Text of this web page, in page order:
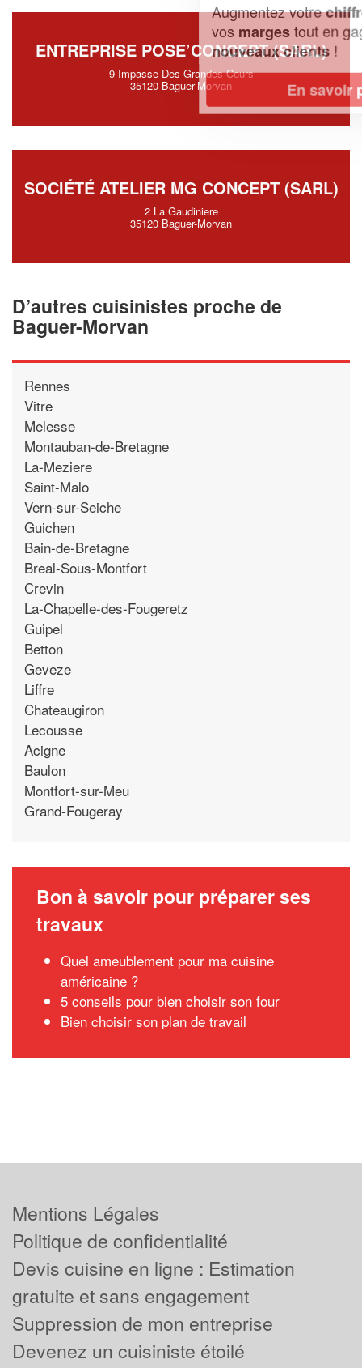
ENTREPRISE POSE’CONCEPT (SARL)
9 Impasse Des Grandes Cours
35120 Baguer-Morvan
SOCIÉTÉ ATELIER MG CONCEPT (SARL)
2 La Gaudiniere
35120 Baguer-Morvan
D’autres cuisinistes proche de
Baguer-Morvan
Rennes
Vitre
Melesse
Montauban-de-Bretagne
La-Meziere
Saint-Malo
Vern-sur-Seiche
Guichen
Bain-de-Bretagne
Breal-Sous-Montfort
Crevin
La-Chapelle-des-Fougeretz
Guipel
Betton
Geveze
Liffre
Chateaugiron
Lecousse
Acigne
Baulon
Montfort-sur-Meu
Grand-Fougeray
Bon à savoir pour préparer ses
travaux
Quel ameublement pour ma cuisine
américaine ?
5 conseils pour bien choisir son four
Bien choisir son plan de travail
Augmentez votrechiffre d'affaireset
tout en gagnant de
nouveaux clients!
En savoir plus
Mentions Légales
Politique de confidentialité
Devis cuisine en ligne : Estimation
gratuite et sans engagement
Suppression de mon entreprise
Devenez un cuisiniste étoilé